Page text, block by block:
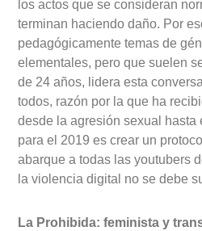
los actos que se consideran
terminan haciendo daño. Por
pedagógicamente temas de
elementales, pero que suelen
de 24 años, lidera esta
todos, razón por la que ha
desde la agresión sexual hasta
para el 2019 es crear un
abarque a todas las youtubers
la violencia digital no se debe
La Prohibida: feminista y